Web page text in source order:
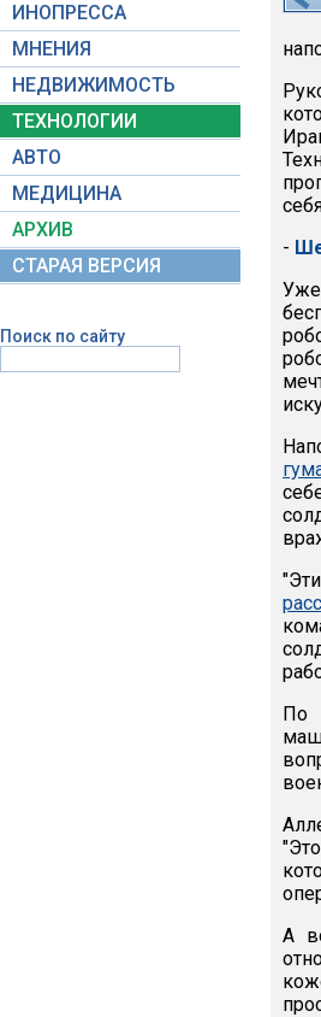
ИНОПРЕССА
МНЕНИЯ
НЕДВИЖИМОСТЬ
ТЕХНОЛОГИИ
АВТО
МЕДИЦИНА
АРХИВ
СТАРАЯ ВЕРСИЯ
Поиск по сайту
-
По
А